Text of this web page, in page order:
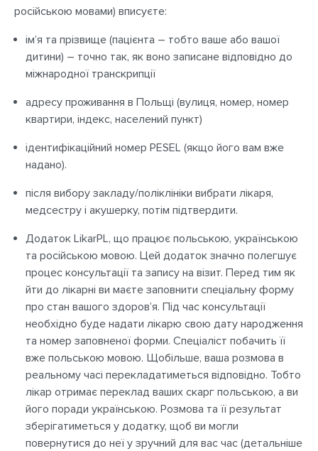
російською мовами) вписуєте:
ім’я та прізвище (пацієнта – тобто ваше або вашої
дитини) – точно так, як воно записане відповідно до
міжнародної транскрипції
адресу проживання в Польщі (вулиця, номер, номер
квартири, індекс, населений пункт)
ідентифікаційний номер PESEL (якщо його вам вже
надано).
після вибору закладу/поліклініки вибрати лікаря,
медсестру і акушерку, потім підтвердити.
Додаток LikarPL, що працює польською, українською
та російською мовою. Цей додаток значно полегшує
процес консультації та запису на візит. Перед тим як
йти до лікарні ви маєте заповнити спеціальну форму
про стан вашого здоров’я. Під час консультації
необхідно буде надати лікарю свою дату народження
та номер заповненої форми. Спеціаліст побачить її
вже польською мовою. Щобільше, ваша розмова в
реальному часі перекладатиметься відповідно. Тобто
лікар отримає переклад ваших скарг польською, а ви
його поради українською. Розмова та її результат
зберігатиметься у додатку, щоб ви могли
повернутися до неї у зручний для вас час (детальніше